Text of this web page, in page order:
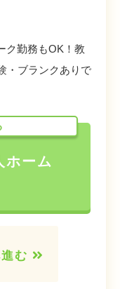
勤務もOK！教
・ブランクありで
ホーム
む